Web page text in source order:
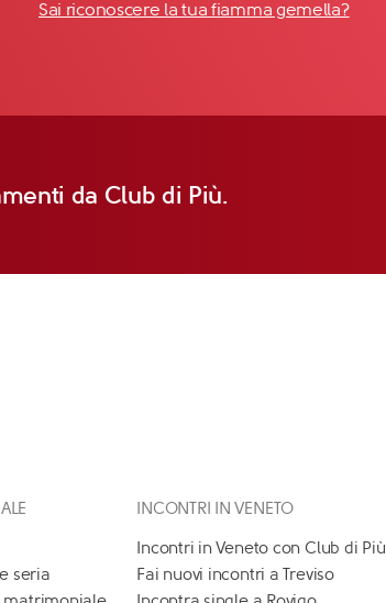
Sai riconoscere la tua fiamma gemella?
da Club di Più.
seria
INCONTRI IN VENETO
Incontri in Veneto con Club di Più
Fai nuovi incontri a Treviso